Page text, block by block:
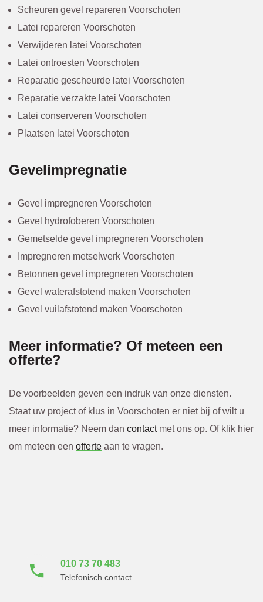
Scheuren gevel repareren Voorschoten
Latei repareren Voorschoten
Verwijderen latei Voorschoten
Latei ontroesten Voorschoten
Reparatie gescheurde latei Voorschoten
Reparatie verzakte latei Voorschoten
Latei conserveren Voorschoten
Plaatsen latei Voorschoten
Gevelimpregnatie
Gevel impregneren Voorschoten
Gevel hydrofoberen Voorschoten
Gemetselde gevel impregneren Voorschoten
Impregneren metselwerk Voorschoten
Betonnen gevel impregneren Voorschoten
Gevel waterafstotend maken Voorschoten
Gevel vuilafstotend maken Voorschoten
Meer informatie? Of meteen een
offerte?
De voorbeelden geven een indruk van onze diensten.
Staat uw project of klus in Voorschoten er niet bij of wilt u
meer informatie? Neem dan contactmet ons op. Of klik hier
om meteen een offerte aan te vragen.
010 73 70 483
Telefonisch contact